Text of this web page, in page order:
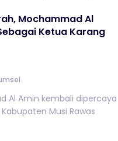
Mochammad Al
Ketua Karang
Al Amin kembali dipercaya
Musi Rawas